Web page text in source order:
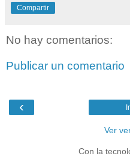
Compartir
No hay comentarios:
Publicar un comentario
‹
Ver
Con la